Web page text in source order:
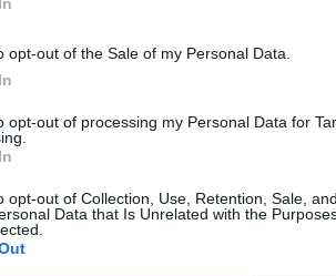
opt-out of the Sale of my Personal Data.
opt-out of processing my Personal Data for
opt-out of Collection, Use, Retention, Sale,
Data that Is Unrelated with the
adults, m’emociono pensant que
la meva fórmula per ser-ho.
hi ha una
en
grans i
vols